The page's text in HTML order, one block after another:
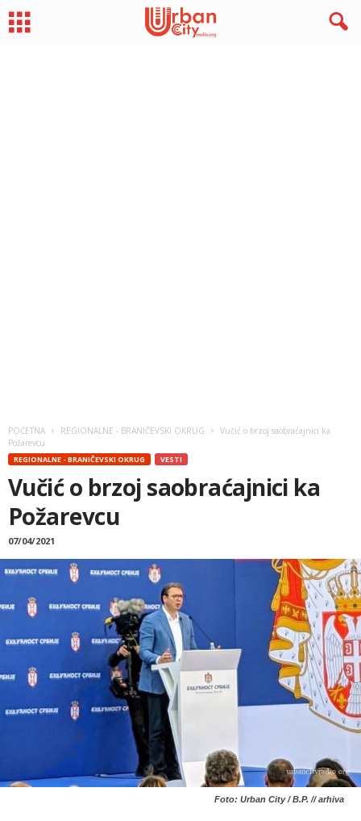
POČETNA REGIONALNE - BRANIČEVSKI OKRUG
Vučić o brzoj saobraćajnici ka
Požarevcu
REGIONALNE - BRANIČEVSKI OKRUG VESTI
Vučić o brzoj saobraćajnici ka
Požarevcu
07/04/2021
Foto: Urban City / B.P. // arhiva